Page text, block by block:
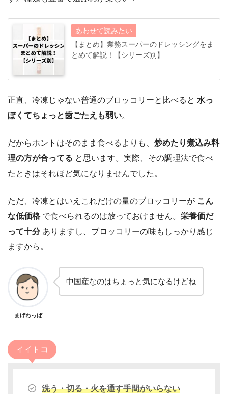
【まとめ】業務スーパーのドレッシングをま
とめて解説！【シリーズ別】
正直、冷凍じゃない普通のブロッコリーと比べると 水っ
ぽくてちょっと歯ごたえも弱い。
だからホントはそのまま食べるよりも、 炒めたり煮込み料
理の方が合ってる と思います。実際、その調理法で食べ
たときはそれほど気になりませんでした。
ただ、冷凍とはいえこれだけの量のブロッコリーが こん
な低価格 で食べられるのは放っておけません。 栄養価だ
って十分ありますし、ブロッコリーの味もしっかり感じ
ますから。
まげわっぱ
中国産なのはちょっと気になるけどね
イイトコ
洗う・切る・火を通す手間がいらない